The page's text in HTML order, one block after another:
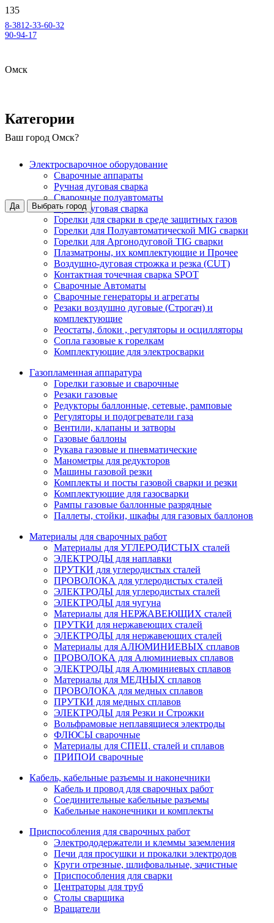
8-3812-33-60-32
90-94-17
Омск
Ваш город Омск?
Да Выбрать город
Категории
Электросварочное оборудование
Сварочные аппараты
Ручная дуговая сварка
Сварочные полуавтоматы
Аргонодуговая сварка
Горелки для сварки в среде защитных газов
Горелки для Полуавтоматической MIG сварки
Горелки для Аргонодуговой TIG сварки
Плазматроны, их комплектующие и Прочее
Воздушно-дуговая строжка и резка (CUT)
Контактная точечная сварка SPOT
Сварочные Автоматы
Сварочные генераторы и агрегаты
Резаки воздушно дуговые (Строгач) и
комплектующие
Реостаты, блоки , регуляторы и осцилляторы
Сопла газовые к горелкам
Комплектующие для электросварки
Газопламенная аппаратура
Горелки газовые и сварочные
Резаки газовые
Редукторы баллонные, сетевые, рамповые
Регуляторы и подогреватели газа
Вентили, клапаны и затворы
Газовые баллоны
Рукава газовые и пневматические
Манометры для редукторов
Машины газовой резки
Комплекты и посты газовой сварки и резки
Комплектующие для газосварки
Рампы газовые баллонные разрядные
Паллеты, стойки, шкафы для газовых баллонов
Материалы для сварочных работ
Материалы для УГЛЕРОДИСТЫХ сталей
ЭЛЕКТРОДЫ для наплавки
ПРУТКИ для углеродистых сталей
ПРОВОЛОКА для углеродистых сталей
ЭЛЕКТРОДЫ для углеродистых сталей
ЭЛЕКТРОДЫ для чугуна
Материалы для НЕРЖАВЕЮЩИХ сталей
ПРУТКИ для нержавеющих сталей
ЭЛЕКТРОДЫ для нержавеющих сталей
Материалы для АЛЮМИНИЕВЫХ сплавов
ПРОВОЛОКА для Алюминиевых сплавов
ЭЛЕКТРОДЫ для Алюминиевых сплавов
Материалы для МЕДНЫХ сплавов
ПРОВОЛОКА для медных сплавов
ПРУТКИ для медных сплавов
ЭЛЕКТРОДЫ для Резки и Строжки
Вольфрамовые неплавящиеся электроды
ФЛЮСЫ сварочные
Материалы для СПЕЦ. сталей и сплавов
ПРИПОИ сварочные
Кабель, кабельные разъемы и наконечники
Кабель и провод для сварочных работ
Соединительные кабельные разъемы
Кабельные наконечники и комплекты
Приспособления для сварочных работ
Электрододержатели и клеммы заземления
Печи для просушки и прокалки электродов
Круги отрезные, шлифовальные, зачистные
Приспособления для сварки
Центраторы для труб
Столы сварщика
Вращатели